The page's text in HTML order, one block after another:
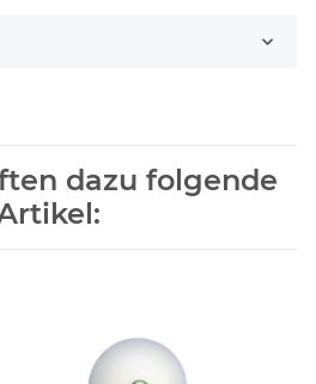
dazu folgende